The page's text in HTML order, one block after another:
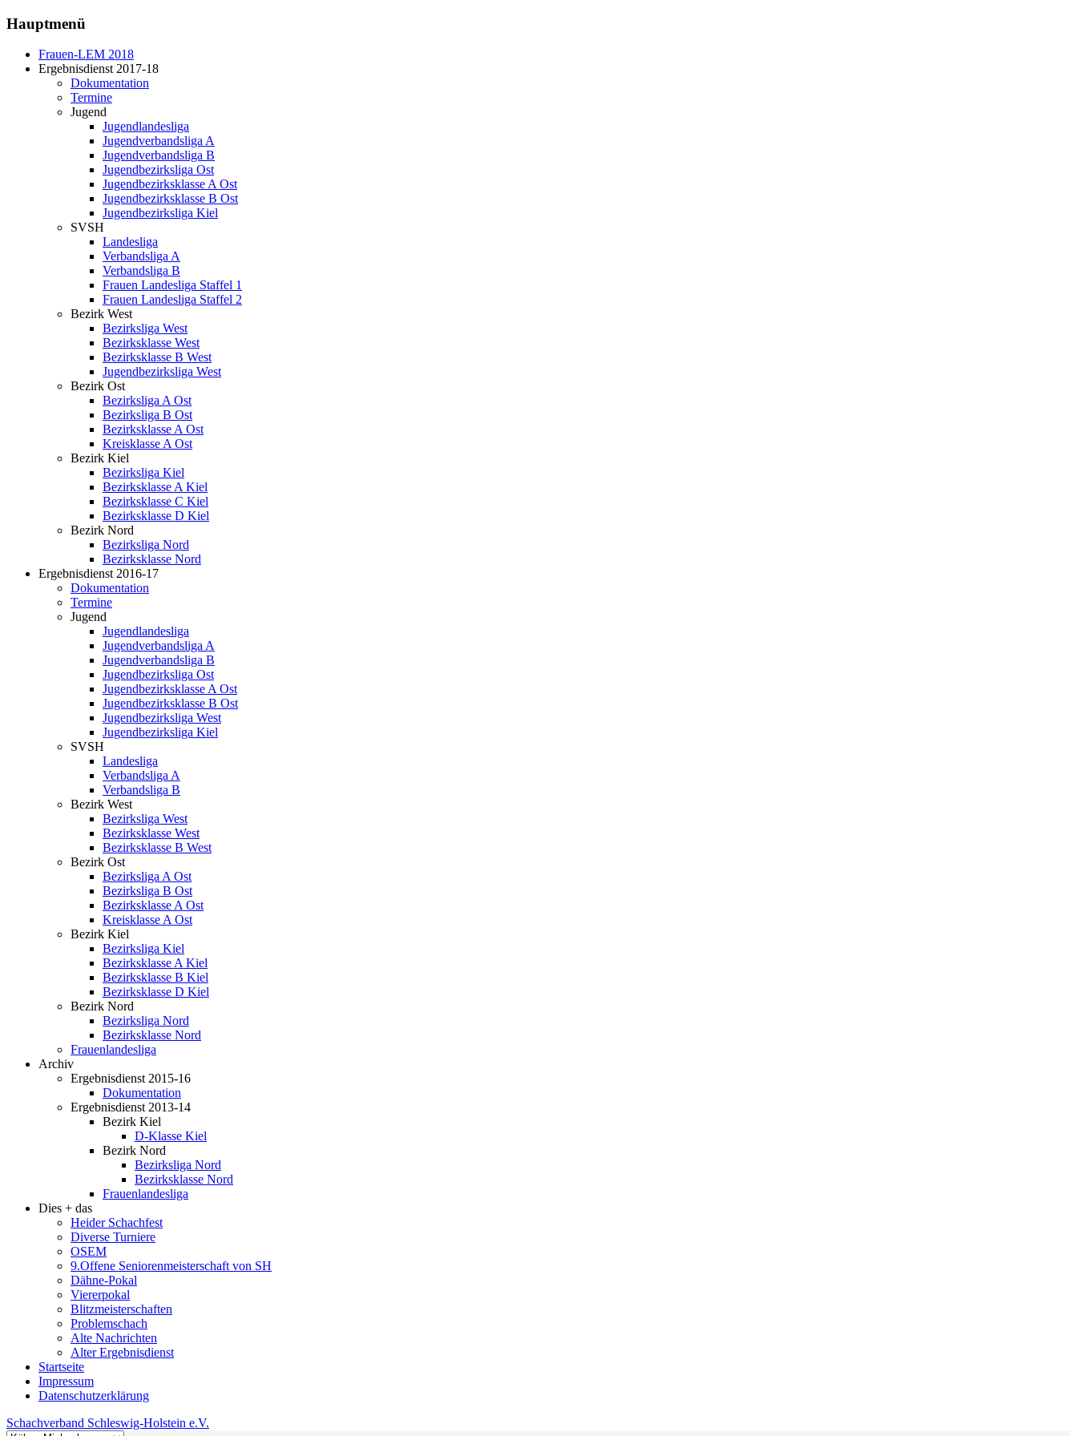
Hauptmenü
Frauen-LEM 2018
Ergebnisdienst 2017-18
Dokumentation
Termine
Jugend
Jugendlandesliga
Jugendverbandsliga A
Jugendverbandsliga B
Jugendbezirksliga Ost
Jugendbezirksklasse A Ost
Jugendbezirksklasse B Ost
Jugendbezirksliga Kiel
SVSH
Landesliga
Verbandsliga A
Verbandsliga B
Frauen Landesliga Staffel 1
Frauen Landesliga Staffel 2
Bezirk West
Bezirksliga West
Bezirksklasse West
Bezirksklasse B West
Jugendbezirksliga West
Bezirk Ost
Bezirksliga A Ost
Bezirksliga B Ost
Bezirksklasse A Ost
Kreisklasse A Ost
Bezirk Kiel
Bezirksliga Kiel
Bezirksklasse A Kiel
Bezirksklasse C Kiel
Bezirksklasse D Kiel
Bezirk Nord
Bezirksliga Nord
Bezirksklasse Nord
Ergebnisdienst 2016-17
Dokumentation
Termine
Jugend
Jugendlandesliga
Jugendverbandsliga A
Jugendverbandsliga B
Jugendbezirksliga Ost
Jugendbezirksklasse A Ost
Jugendbezirksklasse B Ost
Jugendbezirksliga West
Jugendbezirksliga Kiel
SVSH
Landesliga
Verbandsliga A
Verbandsliga B
Bezirk West
Bezirksliga West
Bezirksklasse West
Bezirksklasse B West
Bezirk Ost
Bezirksliga A Ost
Bezirksliga B Ost
Bezirksklasse A Ost
Kreisklasse A Ost
Bezirk Kiel
Bezirksliga Kiel
Bezirksklasse A Kiel
Bezirksklasse B Kiel
Bezirksklasse D Kiel
Bezirk Nord
Bezirksliga Nord
Bezirksklasse Nord
Frauenlandesliga
Archiv
Ergebnisdienst 2015-16
Dokumentation
Ergebnisdienst 2013-14
Bezirk Kiel
D-Klasse Kiel
Bezirk Nord
Bezirksliga Nord
Bezirksklasse Nord
Frauenlandesliga
Dies + das
Heider Schachfest
Diverse Turniere
OSEM
9.Offene Seniorenmeisterschaft von SH
Dähne-Pokal
Viererpokal
Blitzmeisterschaften
Problemschach
Alte Nachrichten
Alter Ergebnisdienst
Startseite
Impressum
Datenschutzerklärung
Schachverband Schleswig-Holstein e.V.